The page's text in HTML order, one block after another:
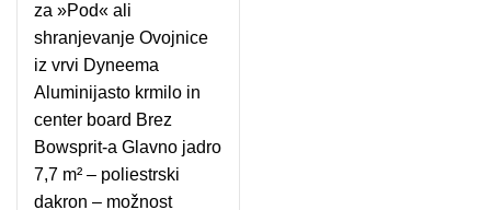
za »Pod« ali
shranjevanje Ovojnice
iz vrvi Dyneema
Aluminijasto krmilo in
center board Brez
Bowsprit-a Glavno jadro
7,7 m² – poliestrski
dakron – možnost